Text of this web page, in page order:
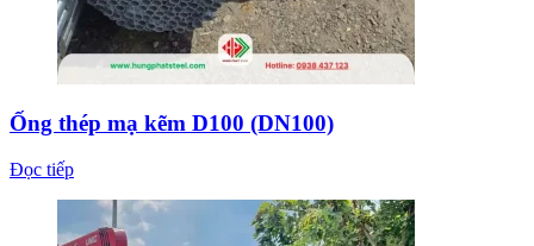
Ống thép mạ kẽm D100 (DN100)
Đọc tiếp